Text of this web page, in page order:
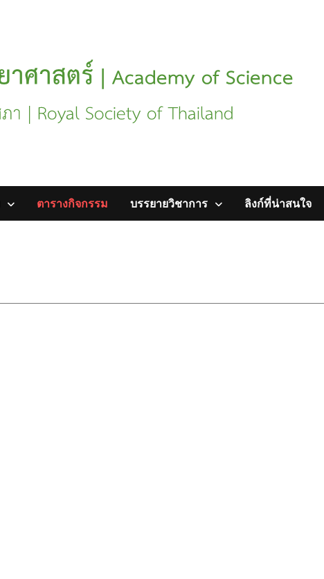
ตารางกิจกรรม บรรยายวิชาการ ลิงก์ที่น่าสนใจ